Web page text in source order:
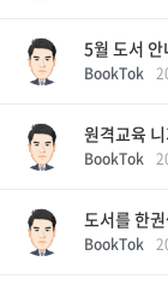
5월 도서 안
BookTok
원격교육
BookTok
도서를 한
BookTok